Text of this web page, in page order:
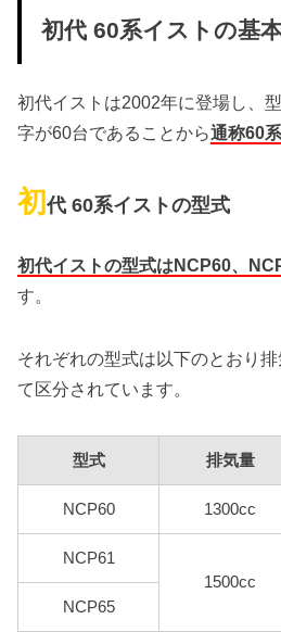
初代 60系イストの基
初代イストは2002年に登場し、
字が60台であることから通称60
初代 60系イストの型式
初代イストの型式はNCP60、
す。
それぞれの型式は以下のとおり
て区分されています。
型式 排気量
NCP60
1300cc
NCP61
1500cc
NCP65